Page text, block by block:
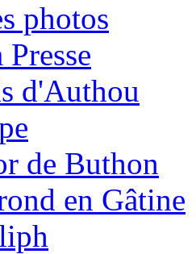
photos
Presse
d'Authou
de Buthon
en Gâtine